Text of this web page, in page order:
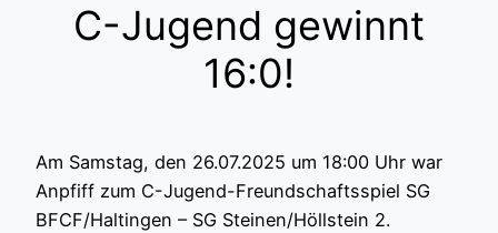
C-Jugend gewinnt
16:0!
Am Samstag, den 26.07.2025 um 18:00 Uhr war
Anpfiff zum C-Jugend-Freundschaftsspiel SG
BFCF/Haltingen – SG Steinen/Höllstein 2.